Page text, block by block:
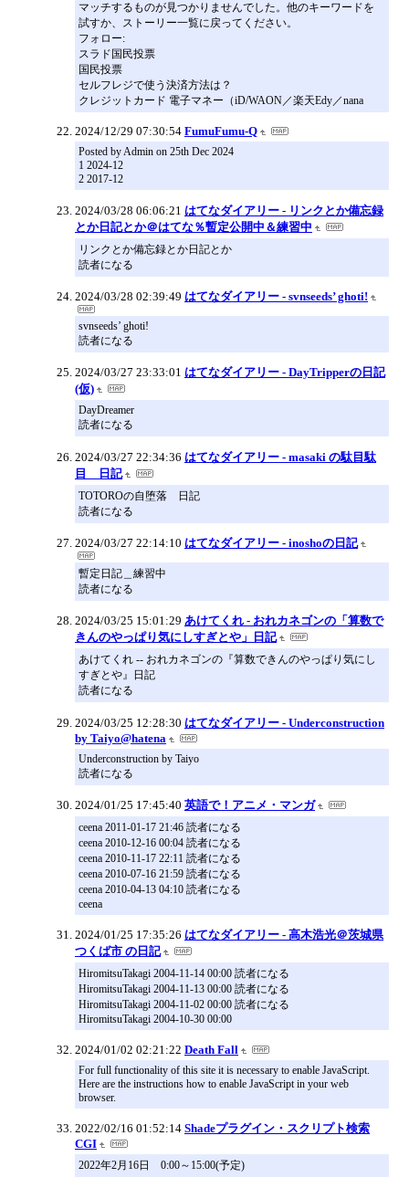
マッチするものが見つかりませんでした。他のキーワードを
試すか、ストーリー一覧に戻ってください。
フォロー:
スラド国民投票
国民投票
セルフレジで使う決済方法は？
クレジットカード 電子マネー（iD/WAON／楽天Edy／nana
2024/12/29 07:30:54 FumuFumu-Q
Posted by Admin on 25th Dec 2024
1 2024-12
2 2017-12
2024/03/28 06:06:21 はてなダイアリー - リンクとか備忘録
とか日記とか＠はてな％暫定公開中＆練習中
リンクとか備忘録とか日記とか
読者になる
2024/03/28 02:39:49 はてなダイアリー - svnseeds’ ghoti!
svnseeds’ ghoti!
読者になる
2024/03/27 23:33:01 はてなダイアリー - DayTripperの日記
(仮)
DayDreamer
読者になる
2024/03/27 22:34:36 はてなダイアリー - masaki の駄目駄
目 日記
TOTOROの自堕落 日記
読者になる
2024/03/27 22:14:10 はてなダイアリー - inoshoの日記
暫定日記＿練習中
読者になる
2024/03/25 15:01:29 あけてくれ - おれカネゴンの「算数で
きんのやっぱり気にしすぎとや」日記
あけてくれ -- おれカネゴンの『算数できんのやっぱり気にし
すぎとや』日記
読者になる
2024/03/25 12:28:30 はてなダイアリー - Underconstruction
by Taiyo@hatena
Underconstruction by Taiyo
読者になる
2024/01/25 17:45:40 英語で！アニメ・マンガ
ceena 2011-01-17 21:46 読者になる
ceena 2010-12-16 00:04 読者になる
ceena 2010-11-17 22:11 読者になる
ceena 2010-07-16 21:59 読者になる
ceena 2010-04-13 04:10 読者になる
ceena
2024/01/25 17:35:26 はてなダイアリー - 高木浩光＠茨城県
つくば市 の日記
HiromitsuTakagi 2004-11-14 00:00 読者になる
HiromitsuTakagi 2004-11-13 00:00 読者になる
HiromitsuTakagi 2004-11-02 00:00 読者になる
HiromitsuTakagi 2004-10-30 00:00
2024/01/02 02:21:22 Death Fall
For full functionality of this site it is necessary to enable JavaScript.
Here are the instructions how to enable JavaScript in your web
browser.
2022/02/16 01:52:14 Shadeプラグイン・スクリプト検索
CGI
2022年2月16日 0:00～15:00(予定)